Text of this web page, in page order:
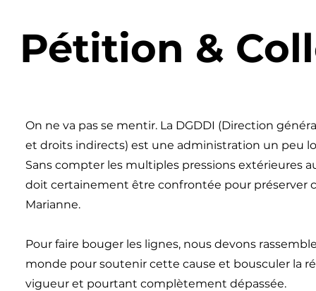
Pétition &
On ne va pas se mentir. La DGDDI (Direction
et droits indirects) est une administration un peu
Sans compter les multiples pressions extérieures
doit certainement être confrontée pour préserver
Marianne.
Pour faire bouger les lignes, nous devons
monde pour soutenir cette cause et bousculer la
vigueur et pourtant complètement dépassée.